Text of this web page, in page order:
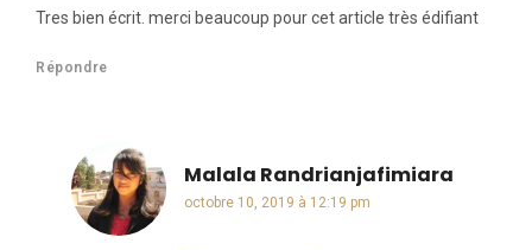
Tres bien écrit. merci beaucoup pour cet article très édifiant
Répondre
Malala Randrianjafimiara
octobre 10, 2019 à 12:19 pm